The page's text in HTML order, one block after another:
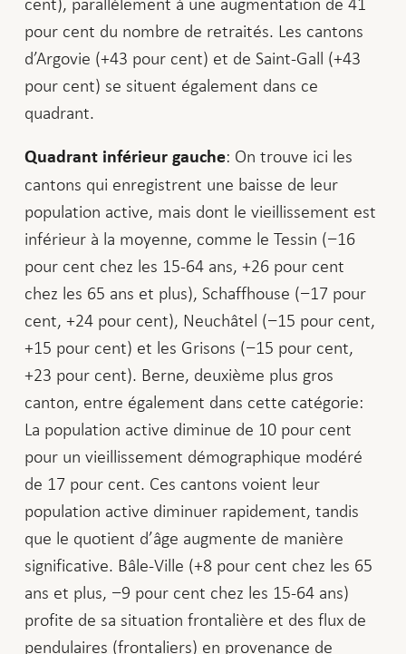
pour cent du nombre de retraités. Les cantons
d’Argovie (+43 pour cent) et de Saint-Gall (+43
pour cent) se situent également dans ce
quadrant.
Quadrant inférieur gauche: On trouve ici les
cantons qui enregistrent une baisse de leur
population active, mais dont le vieillissement est
inférieur à la moyenne, comme le Tessin (−16
pour cent chez les 15-64 ans, +26 pour cent
chez les 65 ans et plus), Schaffhouse (−17 pour
cent, +24 pour cent), Neuchâtel (−15 pour cent,
+15 pour cent) et les Grisons (−15 pour cent,
+23 pour cent). Berne, deuxième plus gros
canton, entre également dans cette catégorie:
La population active diminue de 10 pour cent
pour un vieillissement démographique modéré
de 17 pour cent. Ces cantons voient leur
population active diminuer rapidement, tandis
que le quotient d’âge augmente de manière
significative. Bâle-Ville (+8 pour cent chez les 65
ans et plus, −9 pour cent chez les 15-64 ans)
profite de sa situation frontalière et des flux de
pendulaires (frontaliers) en provenance de